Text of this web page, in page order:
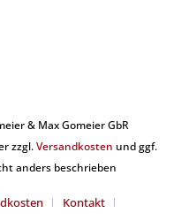
& Max Gomeier GbR
zzgl.Versandkosten und ggf.
anders beschrieben
Kontakt